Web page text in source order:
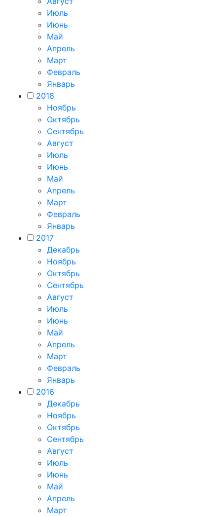
Июль
Июнь
Май
Апрель
Март
Февраль
Январь
2018
Ноябрь
Октябрь
Сентябрь
Август
Июль
Июнь
Май
Апрель
Март
Февраль
Январь
2017
Декабрь
Ноябрь
Октябрь
Сентябрь
Август
Июль
Июнь
Май
Апрель
Март
Февраль
Январь
2016
Декабрь
Ноябрь
Октябрь
Сентябрь
Август
Июль
Июнь
Май
Апрель
Март